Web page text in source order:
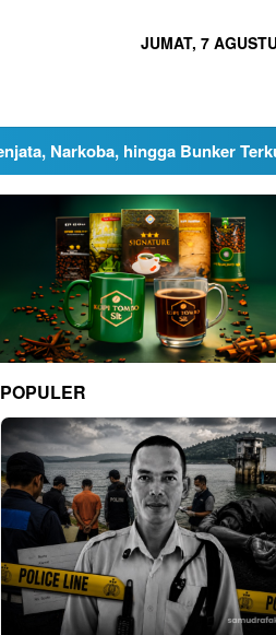
JUMAT, 7
hingga Bunker Terkunci
POPULER